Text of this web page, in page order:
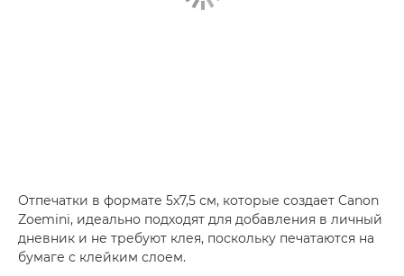
Отпечатки в формате 5x7,5 см, которые создает Canon
Zoemini, идеально подходят для добавления в личный
дневник и не требуют клея, поскольку печатаются на
бумаге с клейким слоем.